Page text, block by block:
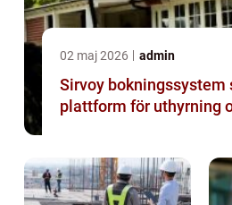
02 maj 2026 admin
Sirvoy bokningssystem så väljer du rätt
plattform för uthyrning